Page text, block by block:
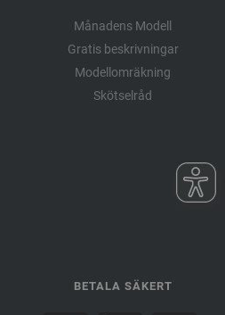
Månadens Modell
Gratis beskrivningar
Modellomräkning
Skötselråd
BETALA SÄKERT